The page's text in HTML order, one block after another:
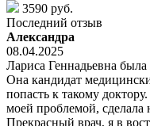
3590 руб.
Последний отзыв
Александра
08.04.2025
Лариса Геннадьевна
Она кандидат
попасть к такому
моей проблемой, сделала
Прекрасный врач, я в